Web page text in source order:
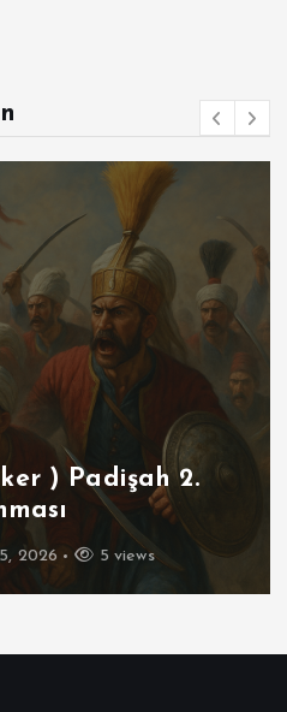
) Padişah 2.
2026 5 views